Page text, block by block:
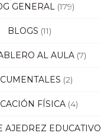
GENERAL (179)
BLOGS (11)
AL AULA (7)
(2)
FÍSICA (4)
AJEDREZ EDUCATIVO